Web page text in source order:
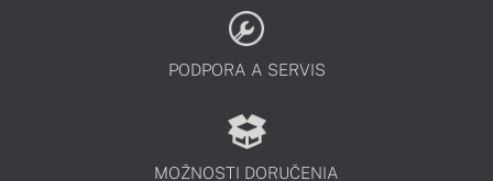
PODPORA A SERVIS
MOŽNOSTI DORUČENIA